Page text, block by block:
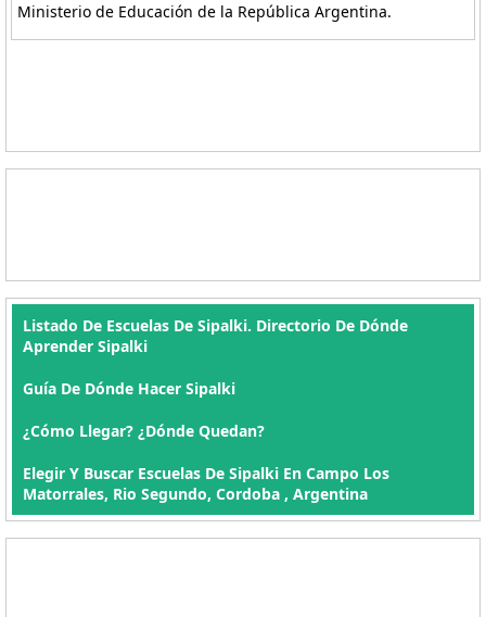
Ministerio de Educación de la República Argentina.
Listado De Escuelas De Sipalki. Directorio De Dónde
Aprender Sipalki
Guía De Dónde Hacer Sipalki
¿Cómo Llegar? ¿Dónde Quedan?
Elegir Y Buscar Escuelas De Sipalki En Campo Los
Matorrales, Rio Segundo, Cordoba , Argentina